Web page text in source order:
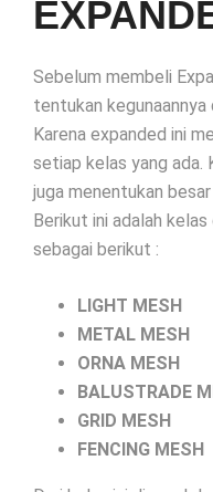
Sebelum membeli
tentukan kegunaannya
Karena expanded ini
setiap kelas yang ada.
juga menentukan
Berikut ini adalah
sebagai berikut :
LIGHT MESH
METAL MESH
ORNA MESH
BALUSTRADE
GRID MESH
FENCING MESH